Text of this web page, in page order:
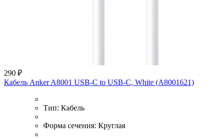
290 ₽
Кабель Anker A8001 USB-C to USB-C, White (A8001621)
Тип: Кабель
Форма сечения: Круглая